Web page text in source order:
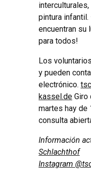
pintura
encuentran su
para todos!
Los
y pueden
electrónico.
kassel.de Giro
martes hay de
consulta
Información
Schlachthof
Instagram